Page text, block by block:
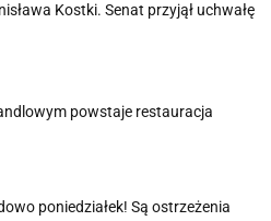
Kostki. Senat przyjął uchwałę
powstaje restauracja
poniedziałek! Są ostrzeżenia